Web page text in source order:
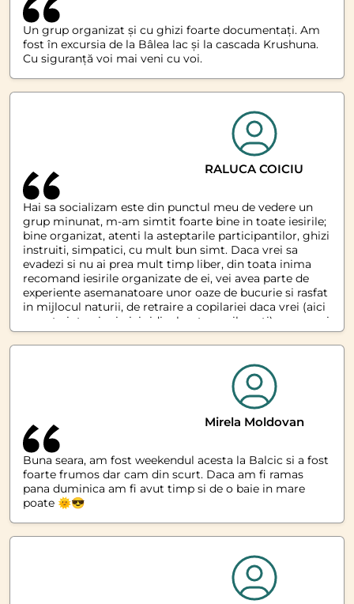
Un grup organizat și cu ghizi foarte documentați. Am
fost în excursia de la Bâlea lac și la cascada Krushuna.
Cu siguranță voi mai veni cu voi.
RALUCA COICIU
Hai sa socializam este din punctul meu de vedere un
grup minunat, m-am simtit foarte bine in toate iesirile;
bine organizat, atenti la asteptarile participantilor, ghizi
instruiti, simpatici, cu mult bun simt. Daca vrei sa
evadezi si nu ai prea mult timp liber, din toata inima
recomand iesirile organizate de ei, vei avea parte de
experiente asemanatoare unor oaze de bucurie si rasfat
in mijlocul naturii, de retraire a copilariei daca vrei (aici
nu este interzis si nici ridicol sa te copilaresti) sau pur si
simplu de evadare din eul social, aici vei fi tratat ca un
prieten si mebru in grup...si vei fi tot timpul cu
zambetul pe buze (chiar daca fizic esti coplesit
cateodata, sau nu..). Iar la sfarsit iti vei propune tainic o
repetare a experientei intr-o noua destinatie... :)
Mirela Moldovan
Buna seara, am fost weekendul acesta la Balcic si a fost
foarte frumos dar cam din scurt. Daca am fi ramas
pana duminica am fi avut timp si de o baie in mare
poate 🌞😎